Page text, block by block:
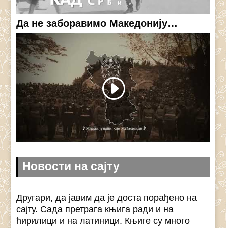
Да не заборавимо Македонију…
Новости на сајту
Другари, да јавим да је доста порађено на
сајту. Сада претрага књига ради и на
ћирилици и на латиници. Књиге су много